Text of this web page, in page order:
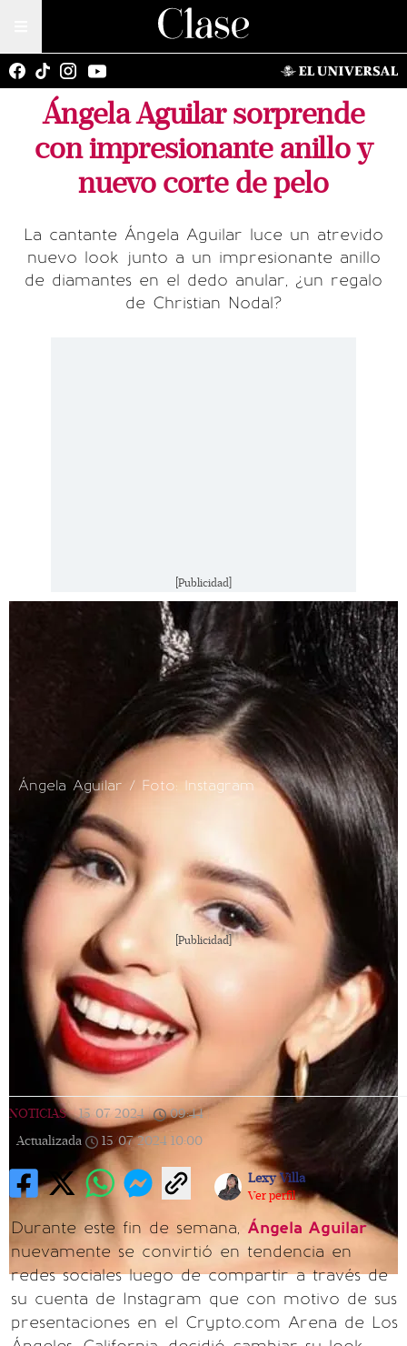
Ángela Aguilar sorprende
con impresionante anillo y
nuevo corte de pelo
La cantante Ángela Aguilar luce un atrevido
nuevo look junto a un impresionante anillo
de diamantes en el dedo anular, ¿un regalo
de Christian Nodal?
[Publicidad]
Ángela Aguilar / Foto: Instagram
[Publicidad]
NOTICIAS | 15/07/2024 | 09:44 |
Actualizada
15/07/2024 10:00
Lexy Villa
Ver perfil
Durante este fin de semana, Ángela Aguilar
nuevamente se convirtió en tendencia en
redes sociales luego de compartir a través de
su cuenta de Instagram que con motivo de sus
presentaciones en el Crypto.com Arena de Los